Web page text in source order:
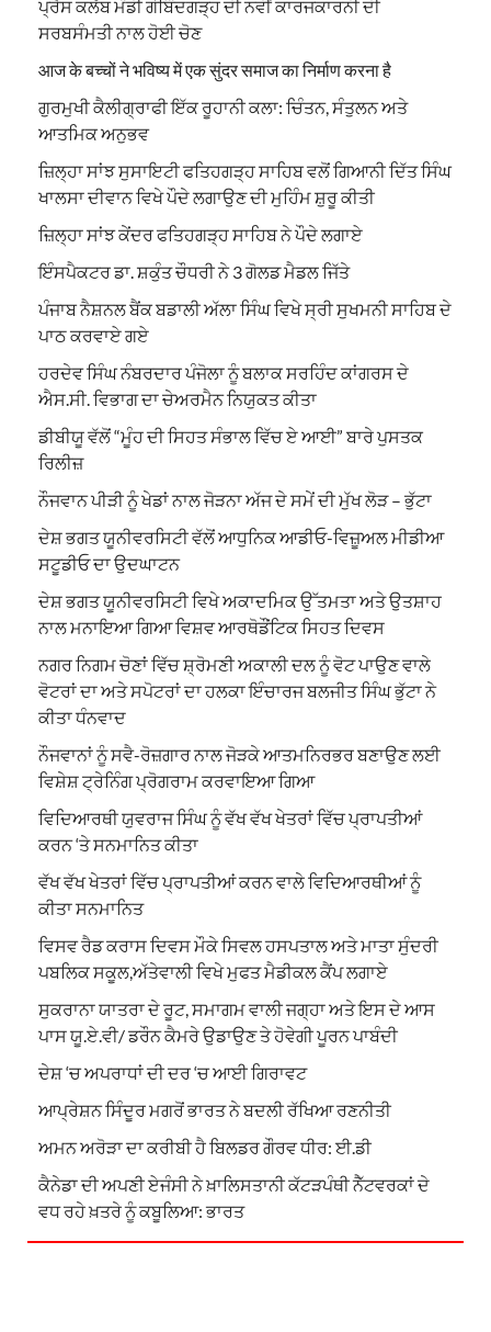
ਪ੍ਰੈਸ ਕਲੱਬ ਮੰਡੀ ਗੋਬਿੰਦਗੜ੍ਹ ਦੀ ਨਵੀਂ ਕਾਰਜਕਾਰਨੀ ਦੀ
ਸਰਬਸੰਮਤੀ ਨਾਲ ਹੋਈ ਚੋਣ
आज के बच्चों ने भविष्य में एक सुंदर समाज का निर्माण करना है
ਗੁਰਮੁਖੀ ਕੈਲੀਗ੍ਰਾਫੀ ਇੱਕ ਰੂਹਾਨੀ ਕਲਾ: ਚਿੰਤਨ, ਸੰਤੁਲਨ ਅਤੇ
ਆਤਮਿਕ ਅਨੁਭਵ
ਜ਼ਿਲ੍ਹਾ ਸਾਂਝ ਸੁਸਾਇਟੀ ਫਤਿਹਗੜ੍ਹ ਸਾਹਿਬ ਵਲੋਂ ਗਿਆਨੀ ਦਿੱਤ ਸਿੰਘ
ਖਾਲਸਾ ਦੀਵਾਨ ਵਿਖੇ ਪੌਦੇ ਲਗਾਉਣ ਦੀ ਮੁਹਿੰਮ ਸ਼ੁਰੂ ਕੀਤੀ
ਜ਼ਿਲ੍ਹਾ ਸਾਂਝ ਕੇਂਦਰ ਫਤਿਹਗੜ੍ਹ ਸਾਹਿਬ ਨੇ ਪੌਦੇ ਲਗਾਏ
ਇੰਸਪੈਕਟਰ ਡਾ. ਸ਼ਕੁੰਤ ਚੌਧਰੀ ਨੇ 3 ਗੋਲਡ ਮੈਡਲ ਜਿੱਤੇ
ਪੰਜਾਬ ਨੈਸ਼ਨਲ ਬੈਂਕ ਬਡਾਲੀ ਅੱਲਾ ਸਿੰਘ ਵਿਖੇ ਸ੍ਰੀ ਸੁਖਮਨੀ ਸਾਹਿਬ ਦੇ
ਪਾਠ ਕਰਵਾਏ ਗਏ
ਹਰਦੇਵ ਸਿੰਘ ਨੰਬਰਦਾਰ ਪੰਜੋਲਾ ਨੂੰ ਬਲਾਕ ਸਰਹਿੰਦ ਕਾਂਗਰਸ ਦੇ
ਐਸ.ਸੀ. ਵਿਭਾਗ ਦਾ ਚੇਅਰਮੈਨ ਨਿਯੁਕਤ ਕੀਤਾ
ਡੀਬੀਯੂ ਵੱਲੋਂ “ਮੂੰਹ ਦੀ ਸਿਹਤ ਸੰਭਾਲ ਵਿੱਚ ਏ ਆਈ” ਬਾਰੇ ਪੁਸਤਕ
ਰਿਲੀਜ਼
ਨੌਜਵਾਨ ਪੀੜੀ ਨੂੰ ਖੇਡਾਂ ਨਾਲ ਜੋੜਨਾ ਅੱਜ ਦੇ ਸਮੇਂ ਦੀ ਮੁੱਖ ਲੋੜ – ਭੁੱਟਾ
ਦੇਸ਼ ਭਗਤ ਯੂਨੀਵਰਸਿਟੀ ਵੱਲੋਂ ਆਧੁਨਿਕ ਆਡੀਓ-ਵਿਜ਼ੂਅਲ ਮੀਡੀਆ
ਸਟੂਡੀਓ ਦਾ ਉਦਘਾਟਨ
ਦੇਸ਼ ਭਗਤ ਯੂਨੀਵਰਸਿਟੀ ਵਿਖੇ ਅਕਾਦਮਿਕ ਉੱਤਮਤਾ ਅਤੇ ਉਤਸ਼ਾਹ
ਨਾਲ ਮਨਾਇਆ ਗਿਆ ਵਿਸ਼ਵ ਆਰਥੋਡੌਂਟਿਕ ਸਿਹਤ ਦਿਵਸ
ਨਗਰ ਨਿਗਮ ਚੋਣਾਂ ਵਿੱਚ ਸ਼੍ਰੋਮਣੀ ਅਕਾਲੀ ਦਲ ਨੂੰ ਵੋਟ ਪਾਉਣ ਵਾਲੇ
ਵੋਟਰਾਂ ਦਾ ਅਤੇ ਸਪੋਟਰਾਂ ਦਾ ਹਲਕਾ ਇੰਚਾਰਜ ਬਲਜੀਤ ਸਿੰਘ ਭੁੱਟਾ ਨੇ
ਕੀਤਾ ਧੰਨਵਾਦ
ਨੌਜਵਾਨਾਂ ਨੂੰ ਸਵੈ-ਰੋਜ਼ਗਾਰ ਨਾਲ ਜੋੜਕੇ ਆਤਮਨਿਰਭਰ ਬਣਾਉਣ ਲਈ
ਵਿਸ਼ੇਸ਼ ਟ੍ਰੇਨਿੰਗ ਪ੍ਰੋਗਰਾਮ ਕਰਵਾਇਆ ਗਿਆ
ਵਿਦਿਆਰਥੀ ਯੁਵਰਾਜ ਸਿੰਘ ਨੂੰ ਵੱਖ ਵੱਖ ਖੇਤਰਾਂ ਵਿੱਚ ਪ੍ਰਾਪਤੀਆਂ
ਕਰਨ ‘ਤੇ ਸਨਮਾਨਿਤ ਕੀਤਾ
ਵੱਖ ਵੱਖ ਖੇਤਰਾਂ ਵਿੱਚ ਪ੍ਰਾਪਤੀਆਂ ਕਰਨ ਵਾਲੇ ਵਿਦਿਆਰਥੀਆਂ ਨੂੰ
ਕੀਤਾ ਸਨਮਾਨਿਤ
ਵਿਸਵ ਰੈਡ ਕਰਾਸ ਦਿਵਸ ਮੌਕੇ ਸਿਵਲ ਹਸਪਤਾਲ ਅਤੇ ਮਾਤਾ ਸੁੰਦਰੀ
ਪਬਲਿਕ ਸਕੂਲ,ਅੱਤੇਵਾਲੀ ਵਿਖੇ ਮੁਫਤ ਮੈਡੀਕਲ ਕੈਂਪ ਲਗਾਏ
ਸੁਕਰਾਨਾ ਯਾਤਰਾ ਦੇ ਰੂਟ, ਸਮਾਗਮ ਵਾਲੀ ਜਗ੍ਹਾ ਅਤੇ ਇਸ ਦੇ ਆਸ
ਪਾਸ ਯੂ.ਏ.ਵੀ/ ਡਰੌਨ ਕੈਮਰੇ ਉਡਾਉਣ ਤੇ ਹੋਵੇਗੀ ਪੂਰਨ ਪਾਬੰਦੀ
ਦੇਸ਼ ‘ਚ ਅਪਰਾਧਾਂ ਦੀ ਦਰ ‘ਚ ਆਈ ਗਿਰਾਵਟ
ਆਪ੍ਰੇਸ਼ਨ ਸਿੰਦੂਰ ਮਗਰੋਂ ਭਾਰਤ ਨੇ ਬਦਲੀ ਰੱਖਿਆ ਰਣਨੀਤੀ
ਅਮਨ ਅਰੋੜਾ ਦਾ ਕਰੀਬੀ ਹੈ ਬਿਲਡਰ ਗੌਰਵ ਧੀਰ: ਈ.ਡੀ
ਕੈਨੇਡਾ ਦੀ ਅਪਣੀ ਏਜੰਸੀ ਨੇ ਖ਼ਾਲਿਸਤਾਨੀ ਕੱਟੜਪੰਥੀ ਨੈੱਟਵਰਕਾਂ ਦੇ
ਵਧ ਰਹੇ ਖ਼ਤਰੇ ਨੂੰ ਕਬੂਲਿਆ: ਭਾਰਤ